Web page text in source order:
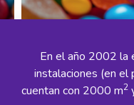
En el año 2002 la
instalaciones (en el
cuentan con 2000 m2